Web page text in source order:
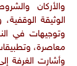
والأركان
الوثيقة
وتوجيهات في
معاصرة،
وأشارت الغرفة